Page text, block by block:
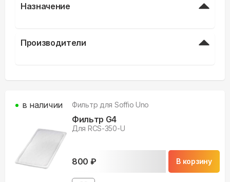
Назначение
Производители
Фильтр для Soffio Uno
Фильтр G4
Для RCS-350-U
800 ₽ В корзину
в наличии